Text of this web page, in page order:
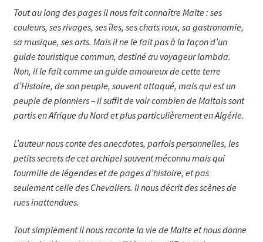
Tout au long des pages il nous fait connaître Malte : ses
couleurs, ses rivages, ses îles, ses chats roux, sa gastronomie,
sa musique, ses arts. Mais il ne le fait pas à la façon d’un
guide touristique commun, destiné au voyageur lambda.
Non, il le fait comme un guide amoureux de cette terre
d’Histoire, de son peuple, souvent attaqué, mais qui est un
peuple de pionniers – il suffit de voir combien de Maltais sont
partis en Afrique du Nord et plus particulièrement en Algérie.
L’auteur nous conte des anecdotes, parfois personnelles, les
petits secrets de cet archipel souvent méconnu mais qui
fourmille de légendes et de pages d’histoire, et pas
seulement celle des Chevaliers. Il nous décrit des scènes de
rues inattendues.
Tout simplement il nous raconte la vie de Malte et nous donne